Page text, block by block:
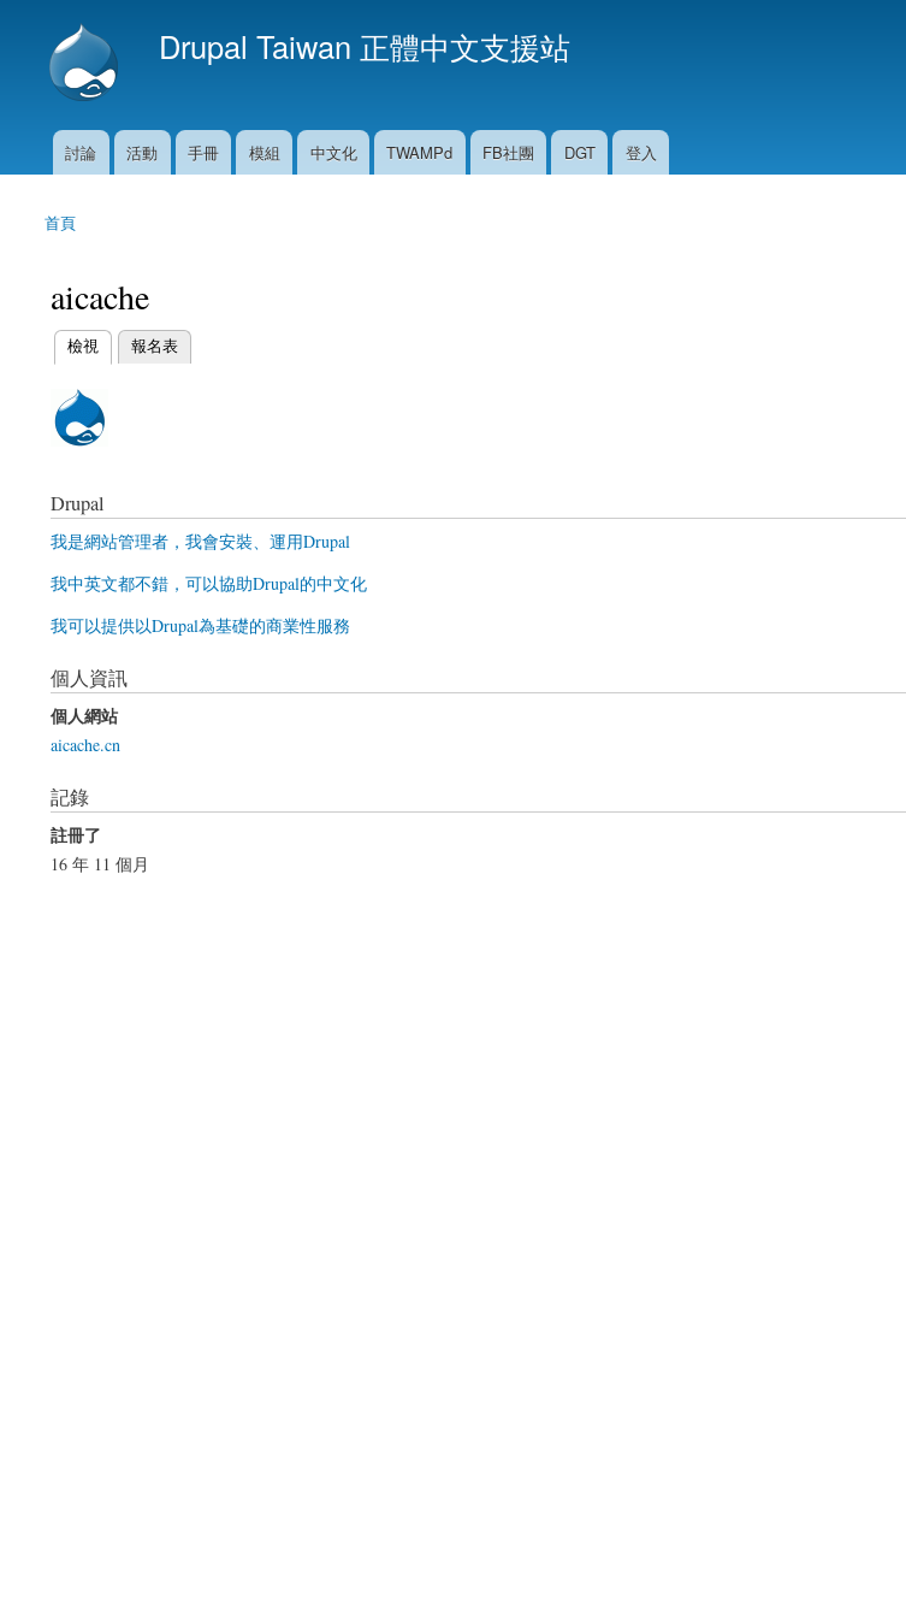
Drupal Taiwan 正體中文支援站
主選單
討論 活動 手冊 模組 中文化 TWAMPd FB社團 DGT 登入
您在這裡
首頁
aicache
主要索引標籤
檢視
(作用中頁籤) 報名表
Drupal
我是網站管理者，我會安裝、運用Drupal
我中英文都不錯，可以協助Drupal的中文化
我可以提供以Drupal為基礎的商業性服務
個人資訊
個人網站
aicache.cn
記錄
註冊了
16 年 11 個月